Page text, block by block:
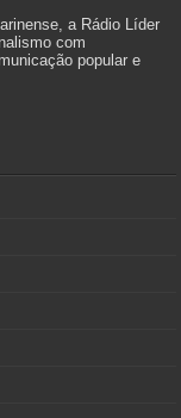
a Rádio Líder
com
popular e